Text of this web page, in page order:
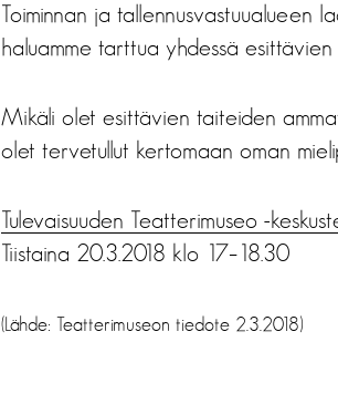
Toiminnan ja tallennusvastuualueen
haluamme tarttua yhdessä
Mikäli olet esittävien taiteiden
olet tervetullut kertomaan oman
Tulevaisuuden Teatterimuseo -
Tiistaina 20.3.2018 klo 17–18.30
(Lähde: Teatterimuseon tiedote 2.3.2018)